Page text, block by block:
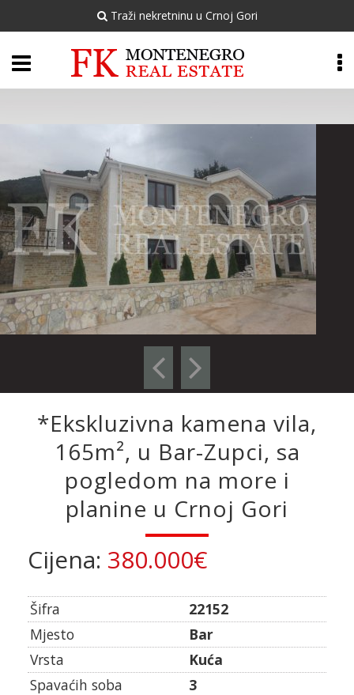
Traži nekretninu u Crnoj Gori
*Ekskluzivna kamena vila,
165m², u Bar-Zupci, sa
pogledom na more i
planine u Crnoj Gori
Cijena: 380.000€
Šifra
22152
Mjesto
Bar
Vrsta
Kuća
Spavaćih soba
3